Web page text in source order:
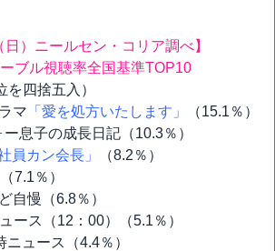
日）ニールセン・コリア調べ】
ブル視聴率全国基準TOP10
を四捨五入）
マ 「愛を処方いたします」
（15.1％）
息子の成長日記（10.3％）
員カン会長」
（8.2％）
7.1％）
自慢（6.8％）
ース（12：00）（5.1％）
ュース（4.4％）